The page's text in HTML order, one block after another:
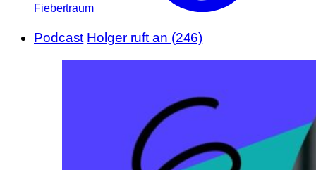
Fiebertraum
Podcast Holger ruft an (246)